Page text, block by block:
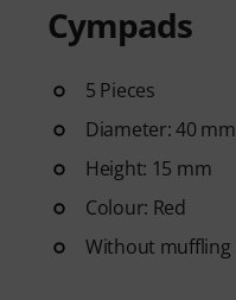
Cympads
5 Pieces
Diameter: 40 mm
Height: 15 mm
Colour: Red
Without muffling